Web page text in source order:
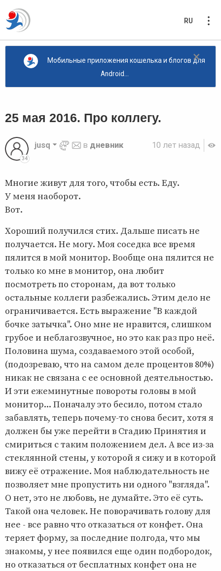
RU
×
Мобильные приложения кошелька и блогов для
Android...
25 мая 2016. Про коллегу.
10 лет назад
34
jusq в дневник
Многие живут для того, чтобы есть. Еду.
У меня наоборот.
Вот.
Хороший получился стих. Дальше писать не
получается. Не могу. Моя соседка все время
пялится в мой монитор. Вообще она пялится не
только ко мне в монитор, она любит
посмотреть по сторонам, да вот только
остальные коллеги разбежались. Этим дело не
ограничивается. Есть выражение "В каждой
бочке затычка". Оно мне не нравится, слишком
грубое и неблагозвучное, но это как раз про неё.
Половина шума, создаваемого этой особой,
(подозреваю, что на самом деле процентов 80%)
никак не связана с ее основной деятельностью.
И эти ежеминутные повороты головы в мой
монитор... Поначалу это бесило, потом стало
забавлять, теперь почему-то снова бесит, хотя я
должен бы уже перейти в Стадию Принятия и
смириться с таким положением дел. А все из-за
стеклянной стены, у которой я сижу и в которой
вижу её отражение. Моя наблюдательность не
позволяет мне пропустить ни одного "взгляда".
О нет, это не любовь, не думайте. Это её суть.
Такой она человек. Не поворачивать голову для
нее - все равно что отказаться от конфет. Она
теряет форму, за последние полгода, что мы
знакомы, у нее появился еще один подбородок,
но отказаться от бесплатных конфет она не